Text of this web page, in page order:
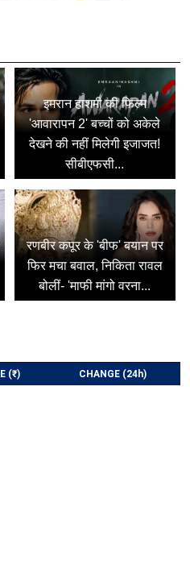
इमरान हाशमी की फिल्म
'आवारापन 2' बच्चों को अकेले
देखने की नहीं मिलेगी इजाजत!
सीबीएफसी...
रणबीर कपूर के 'बीफ' बयान पर
फिर मचा बवाल, निकिता रावल
बोलीं- 'माफी मांगो वरना...